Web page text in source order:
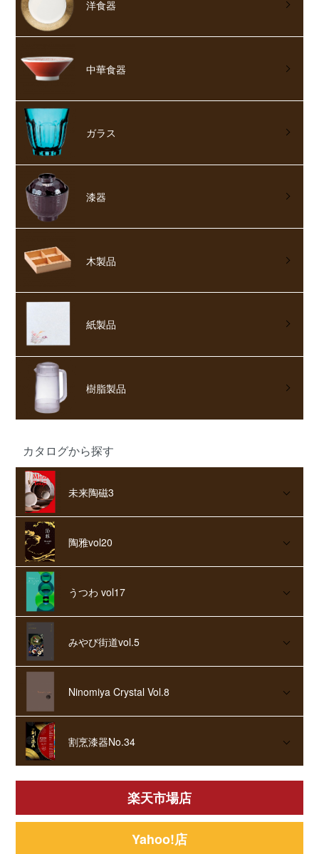
洋食器
中華食器
ガラス
漆器
木製品
紙製品
樹脂製品
カタログから探す
未来陶磁3
陶雅vol20
うつわ vol17
みやび街道vol.5
Ninomiya Crystal Vol.8
割烹漆器No.34
楽天市場店
Yahoo!店